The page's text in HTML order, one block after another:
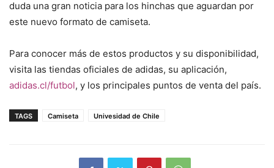
duda una gran noticia para los hinchas que aguardan por
este nuevo formato de camiseta.
Para conocer más de estos productos y su disponibilidad,
visita las tiendas oficiales de adidas, su aplicación,
adidas.cl/futbol, y los principales puntos de venta del país.
TAGS Camiseta Univesidad de Chile